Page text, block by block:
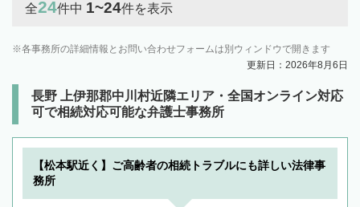
全24件中 1~24件を表示
各事務所の詳細情報とお問い合わせフォームは別ウィンドウで開きます
更新日：2026年8月6日
長野 上伊那郡中川村近隣エリア・全国オンライン対応
可で相続対応可能な弁護士事務所
【松本駅近く】ご高齢者の相続トラブルにも詳しい法律事
務所